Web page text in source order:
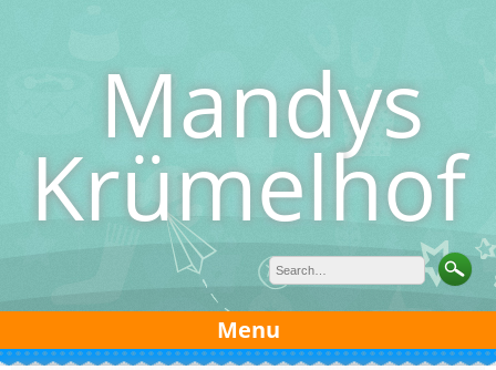
Mandys
Krümelhof
Menu